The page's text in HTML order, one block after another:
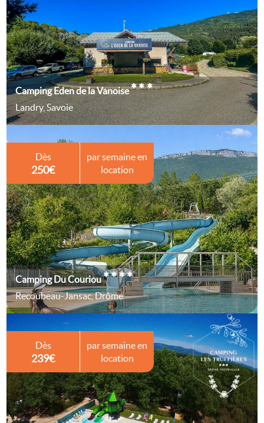
Camping Eden de la Vanoise***
Landry, Savoie
Dès
250€
par semaine en
location
Camping Du Couriou****
Recoubeau-Jansac, Drôme
Dès
239€
par semaine en
location